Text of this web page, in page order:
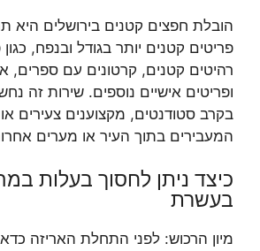
הובלת חפצים קטנים בירושלים היא
פריטים קטנים יותר בגודל ובנפח,
רהיטים קטנים, קרטונים עם ספרים,
ופריטים אישיים נוספים. שירות זה
בקרב סטודנטים, מקצוענים צעירים
המעבירים בתוך העיר או מערים
כיצד ניתן לחסוך בעלות
בעשרת
מיון הרכוש: לפני התחלת האריזה